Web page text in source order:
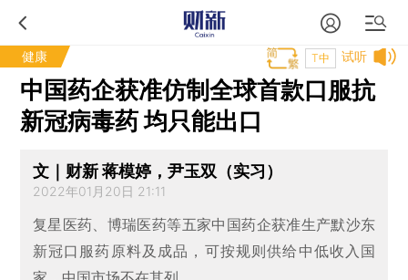
健康 试听
T中
中国药企获准仿制全球首款口服抗
新冠病毒药 均只能出口
文｜财新 蒋模婷，尹玉双（实习）
2022年01月20日 21:11
复星医药、博瑞医药等五家中国药企获准生产默沙东
新冠口服药原料及成品，可按规则供给中低收入国